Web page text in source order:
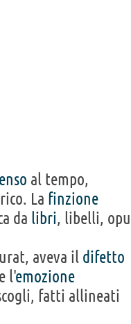
al tempo,
La finzione
da libri, libelli,
aveva il difetto
l'emozione
fatti allineati